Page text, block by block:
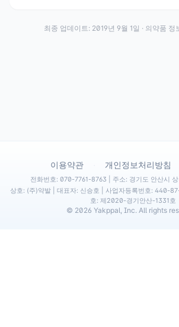
최종 업데이트: 2019년 9월 1일 · 의약품 정
이용약관 개인정보처리방침
전화번호: 070-7761-8763 | 주소: 경기도 안산시
상호: (주)약발 | 대표자: 신승호 | 사업자등록번호: 440-
호: 제2020-경기안산-1331호
© 2026 Yakppal, Inc. All rights